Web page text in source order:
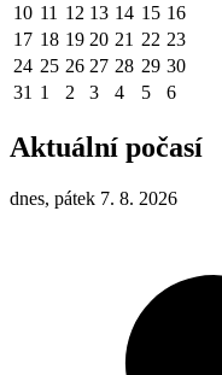
10 11 12 13 14 15 16
17 18 19 20 21 22 23
24 25 26 27 28 29 30
31 1 2 3 4 5 6
Aktuální počasí
dnes, pátek 7. 8. 2026